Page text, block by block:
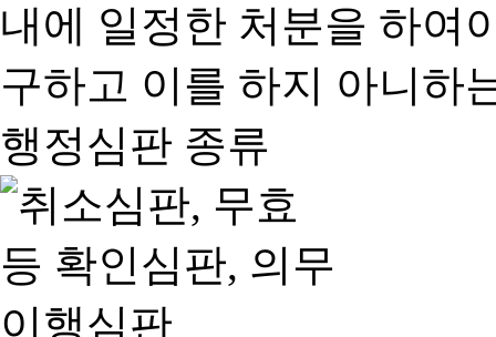
내에 일정한 처분을 하여
구하고 이를 하지 아니하
행정심판 종류